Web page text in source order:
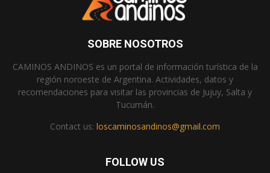
SOBRE NOSOTROS
CAMINOS ANDINOS es un portal de información turística de la
región noroeste de Argentina. Actividades, datos y
recomendaciones para visitar las provincias de Jujuy, Salta y
Tucumán.
Contact us: loscaminosandinos@gmail.com
FOLLOW US